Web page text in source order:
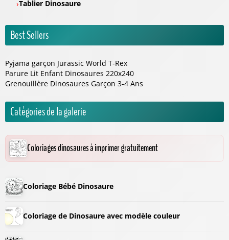
Tablier Dinosaure
Best Sellers
Pyjama garçon Jurassic World T-Rex
Parure Lit Enfant Dinosaures 220x240
Grenouillère Dinosaures Garçon 3-4 Ans
Catégories de la galerie
Coloriages dinosaures à imprimer gratuitement
Coloriage Bébé Dinosaure
Coloriage de Dinosaure avec modèle couleur